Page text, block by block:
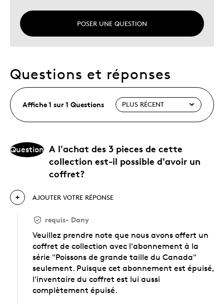
POSER UNE QUESTION
Questions et réponses
Affiche 1 sur 1 Questions
Question A l'achat des 3 pieces de cette
collection est-il possible d'avoir un
coffret?
AJOUTER VOTRE RÉPONSE
requis- Dany
Veuillez prendre note que nous avons offert un
coffret de collection avec l'abonnement à la
série "Poissons de grande taille du Canada"
seulement. Puisque cet abonnement est épuisé,
l'inventaire du coffret est lui aussi
complètement épuisé.